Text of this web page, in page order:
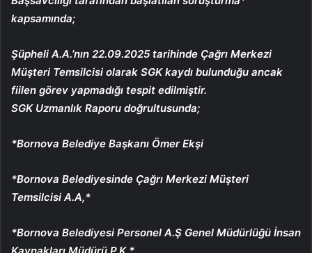
kapsamında;
Şüpheli A.A.’nın 22.09.2025 tarihinde Çağrı Merkezi
Müşteri Temsilcisi olarak SGK kaydı bulunduğu ancak
fiilen görev yapmadığı tespit edilmiştir.
SGK Uzmanlık Raporu doğrultusunda;
*Bornova Belediye Başkanı Ömer Ekşi
⁠*Bornova Belediyesinde Çağrı Merkezi Müşteri
Temsilcisi A.A,*
*Bornova Belediyesi Personel A.Ş Genel Müdürlüğü İnsan